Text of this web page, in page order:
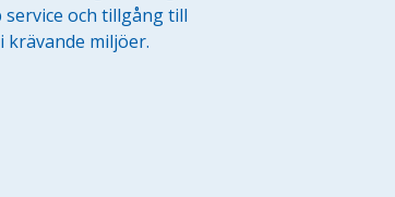
och tillgång till
miljöer.